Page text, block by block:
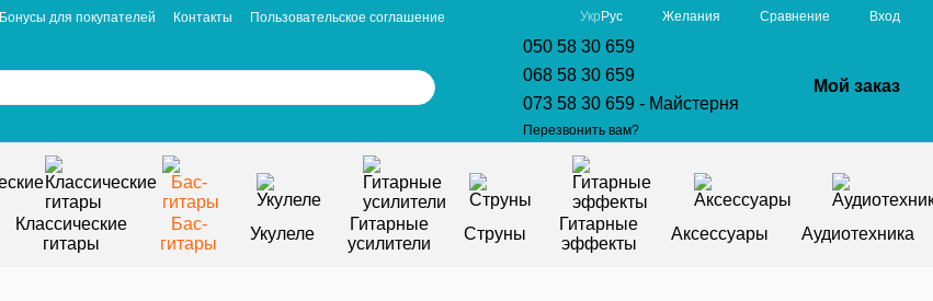
Бонусы для покупателей Контакты
Пользовательское соглашение
Укр Рус Желания Сравнение Вход
050 58 30 659
068 58 30 659
073 58 30 659 - Майстерня
Перезвонить вам?
Мой заказ
Классические
гитары
Бас-
гитары
Укулеле
Гитарные
усилители
Струны
Гитарные
эффекты
Аксессуары Аудиотехника